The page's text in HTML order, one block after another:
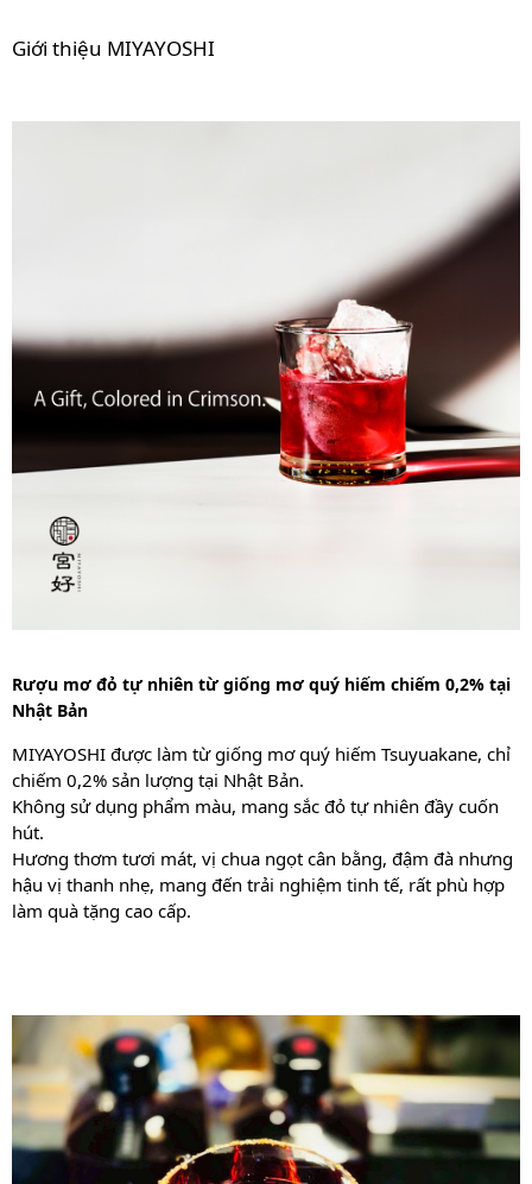
Giới thiệu MIYAYOSHI
Rượu mơ đỏ tự nhiên từ giống mơ quý hiếm chiếm 0,2% tại
Nhật Bản
MIYAYOSHI được làm từ giống mơ quý hiếm Tsuyuakane, chỉ
chiếm 0,2% sản lượng tại Nhật Bản.
Không sử dụng phẩm màu, mang sắc đỏ tự nhiên đầy cuốn
hút.
Hương thơm tươi mát, vị chua ngọt cân bằng, đậm đà nhưng
hậu vị thanh nhẹ, mang đến trải nghiệm tinh tế, rất phù hợp
làm quà tặng cao cấp.